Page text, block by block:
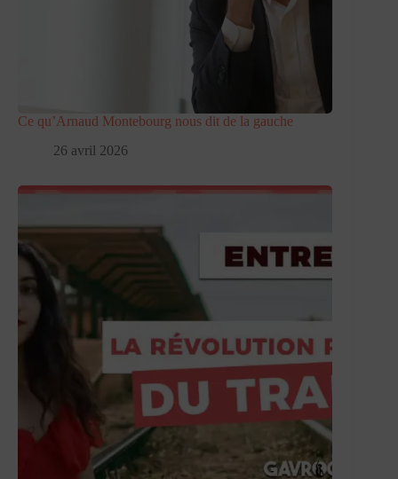
Ce qu’Arnaud Montebourg nous dit de la gauche
26 avril 2026